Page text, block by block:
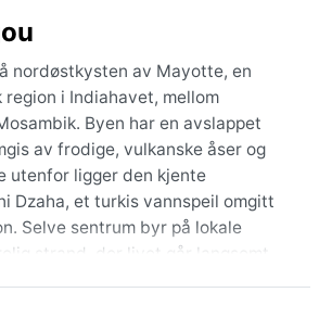
nordøstkysten av Mayotte, en
i Indiahavet, mellom
Byen har en avslappet
av frodige, vulkanske åser og
utenfor ligger den kjente
Dzaha, et turkis vannspeil omgitt
Selve sentrum byr på lokale
strand, der livet går langsomt.